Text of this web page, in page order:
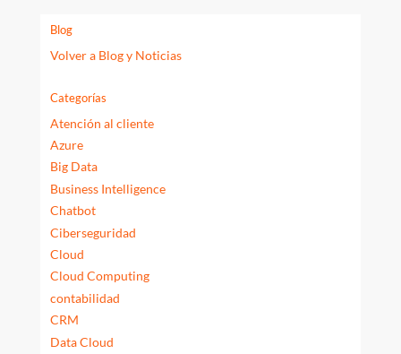
Blog
Volver a Blog y Noticias
Categorías
Atención al cliente
Azure
Big Data
Business Intelligence
Chatbot
Ciberseguridad
Cloud
Cloud Computing
contabilidad
CRM
Data Cloud